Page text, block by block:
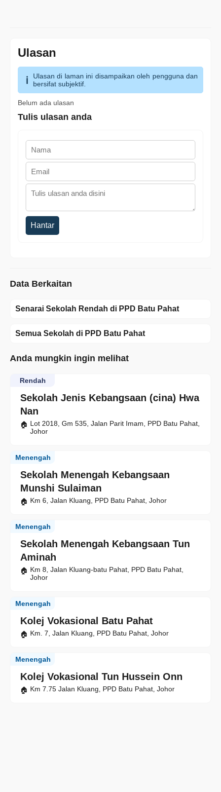
Ulasan
Ulasan di laman ini disampaikan oleh pengguna dan
bersifat subjektif.
Belum ada ulasan
Tulis ulasan anda
Hantar
Data Berkaitan
Senarai Sekolah Rendah di PPD Batu Pahat
Semua Sekolah di PPD Batu Pahat
Anda mungkin ingin melihat
Sekolah Jenis Kebangsaan (cina) Hwa
Nan
Rendah
Lot 2018, Gm 535, Jalan Parit Imam, PPD Batu Pahat,
Johor
Sekolah Menengah Kebangsaan
Munshi Sulaiman
Menengah
Km 6, Jalan Kluang, PPD Batu Pahat, Johor
Sekolah Menengah Kebangsaan Tun
Aminah
Menengah
Km 8, Jalan Kluang-batu Pahat, PPD Batu Pahat,
Johor
Kolej Vokasional Batu Pahat
Menengah
Km. 7, Jalan Kluang, PPD Batu Pahat, Johor
Kolej Vokasional Tun Hussein Onn
Menengah
Km 7.75 Jalan Kluang, PPD Batu Pahat, Johor